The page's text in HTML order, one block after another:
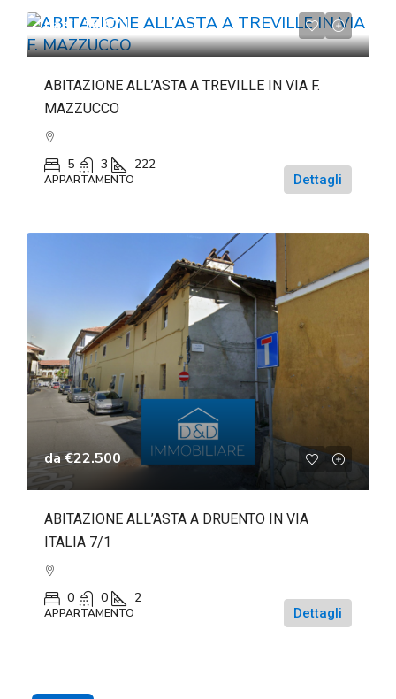
da€116.671
ABITAZIONE ALL’ASTA A TREVILLE IN VIA F.
MAZZUCCO
5 3 222
APPARTAMENTO Dettagli
da€22.500
ABITAZIONE ALL’ASTA A DRUENTO IN VIA
ITALIA 7/1
0 0 2
APPARTAMENTO Dettagli